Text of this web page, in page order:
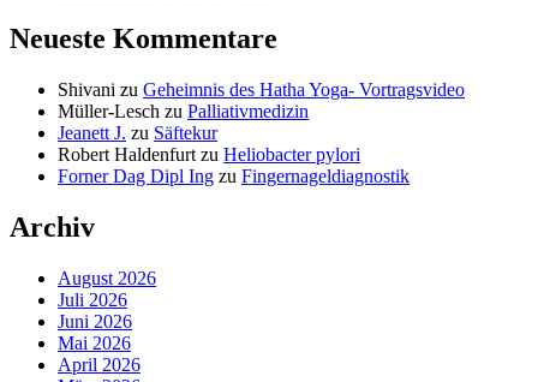
Neueste Kommentare
Shivani zu Geheimnis des Hatha Yoga- Vortragsvideo
Müller-Lesch zu Palliativmedizin
Jeanett J. zu Säftekur
Robert Haldenfurt zu Heliobacter pylori
Forner Dag Dipl Ing zu Fingernageldiagnostik
Archiv
August 2026
Juli 2026
Juni 2026
Mai 2026
April 2026